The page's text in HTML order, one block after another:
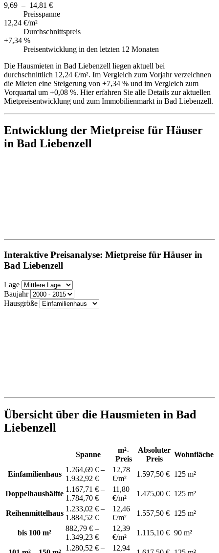
9,69 – 14,81 €
Preisspanne
12,24 €/m²
Durchschnittspreis
+7,34 %
Preisentwicklung in den letzten 12 Monaten
Die Hausmieten in Bad Liebenzell liegen aktuell bei
durchschnittlich 12,24 €/m². Im Vergleich zum Vorjahr verzeichnen
die Mieten eine Steigerung von +7,34 % und im Vergleich zum
Vorquartal um +0,08 %. Hier erfahren Sie alle Details zur aktuellen
Mietpreisentwicklung und zum Immobilienmarkt in Bad Liebenzell.
Entwicklung der Mietpreise für Häuser
in Bad Liebenzell
Interaktive Preisanalyse: Mietpreise für Häuser in
Bad Liebenzell
Lage
Baujahr
Hausgröße
Übersicht über die Hausmieten in Bad
Liebenzell
Spanne
m²-
Preis
Absoluter
Preis
Wohnfläche
Einfamilienhaus
1.264,69 € –
1.932,92 €
12,78
€/m²
1.597,50 € 125 m²
Doppelhaushälfte
1.167,71 € –
1.784,70 €
11,80
€/m²
1.475,00 € 125 m²
Reihenmittelhaus
1.233,02 € –
1.884,52 €
12,46
€/m²
1.557,50 € 125 m²
bis 100 m²
882,79 € –
1.349,23 €
12,39
€/m²
1.115,10 € 90 m²
1.280,52 € –
12,94